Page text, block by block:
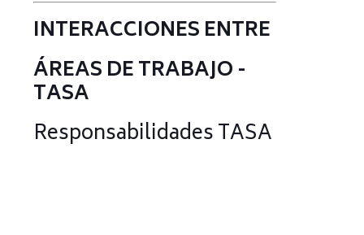
INTERACCIONES ENTRE
ÁREAS DE TRABAJO -
TASA
Responsabilidades TASA